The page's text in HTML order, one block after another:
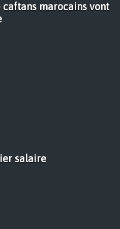
caftans marocains vont
salaire